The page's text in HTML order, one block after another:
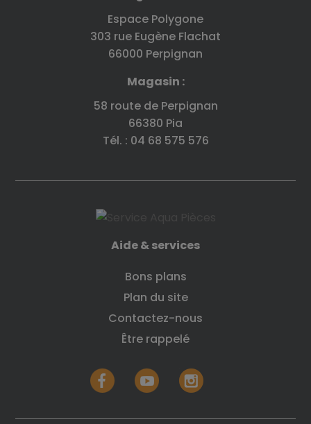
Espace Polygone
303 rue Eugène Flachat
66000 Perpignan
Magasin :
58 route de Perpignan
66380 Pia
Tél. : 04 68 575 576
Aide & services
Bons plans
Plan du site
Contactez-nous
Être rappelé